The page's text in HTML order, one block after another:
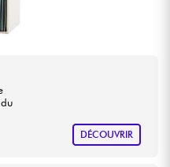
DÉCOUVRIR